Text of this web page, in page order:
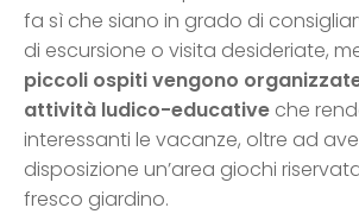
fa sì che siano in grado di
di escursione o visita desideriate,
piccoli ospiti vengono
attività ludico-educative che
interessanti le vacanze, oltre ad
disposizione un’area giochi
fresco giardino.